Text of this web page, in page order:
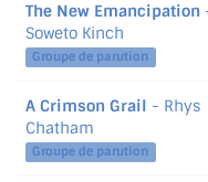
The New Emancipation
Soweto Kinch
Groupe de parution
A Crimson Grail - Rhys
Chatham
Groupe de parution